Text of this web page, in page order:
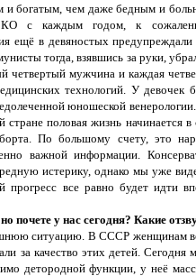
богатым, чем даже бедным и
с каждым годом, к
ещё в девяностых предупреждали
тогда, взявшись за руки,
четвертый мужчина и каждая
технологий. У девочек
юношеской
половая жизнь начинается
По большому счету, это
важной информации.
истерику, однако мы уже
прогресс все равно будет идти
почете у нас сегодня? Какие
ситуацию. В СССР женщинам
за качество этих детей. Сегодня
детородной функции, у неё